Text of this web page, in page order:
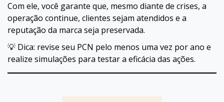
Com ele, você garante que, mesmo diante de crises, a
operação continue, clientes sejam atendidos e a
reputação da marca seja preservada.
💡 Dica: revise seu PCN pelo menos uma vez por ano e
realize simulações para testar a eficácia das ações.